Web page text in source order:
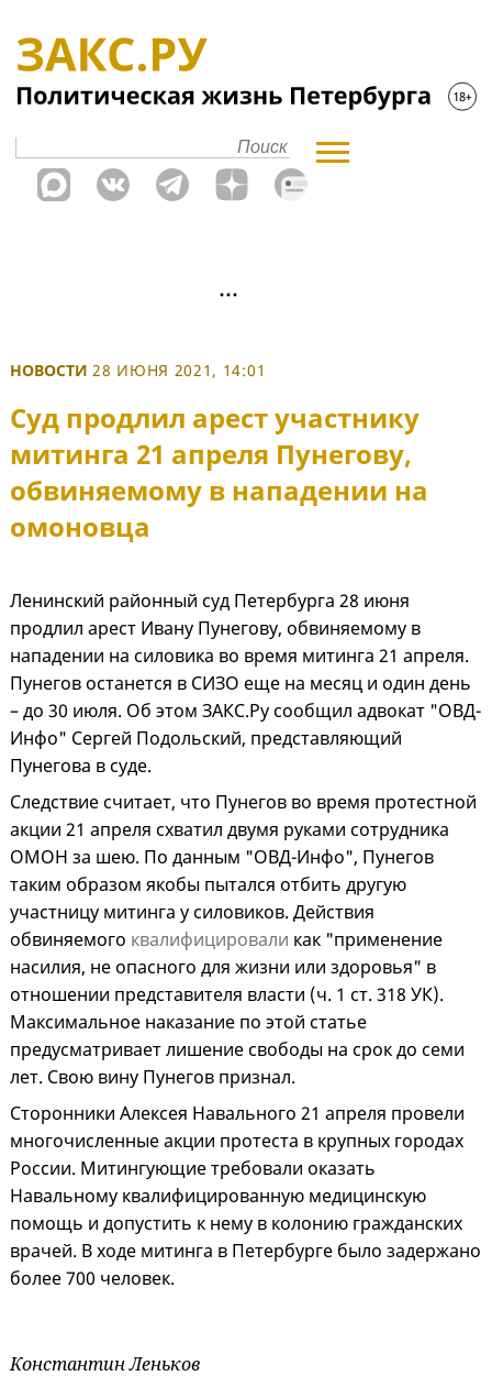
НОВОСТИ 28 ИЮНЯ 2021, 14:01
Суд продлил арест участнику
митинга 21 апреля Пунегову,
обвиняемому в нападении на
омоновца
Ленинский районный суд Петербурга 28 июня
продлил арест Ивану Пунегову, обвиняемому в
нападении на силовика во время митинга 21 апреля.
Пунегов останется в СИЗО еще на месяц и один день
– до 30 июля. Об этом ЗАКС.Ру сообщил адвокат "ОВД-
Инфо" Сергей Подольский, представляющий
Пунегова в суде.
Следствие считает, что Пунегов во время протестной
акции 21 апреля схватил двумя руками сотрудника
ОМОН за шею. По данным "ОВД-Инфо", Пунегов
таким образом якобы пытался отбить другую
участницу митинга у силовиков. Действия
обвиняемого квалифицировали как "применение
насилия, не опасного для жизни или здоровья" в
отношении представителя власти (ч. 1 ст. 318 УК).
Максимальное наказание по этой статье
предусматривает лишение свободы на срок до семи
лет. Свою вину Пунегов признал.
Сторонники Алексея Навального 21 апреля провели
многочисленные акции протеста в крупных городах
России. Митингующие требовали оказать
Навальному квалифицированную медицинскую
помощь и допустить к нему в колонию гражданских
врачей. В ходе митинга в Петербурге было задержано
более 700 человек.
Константин Леньков